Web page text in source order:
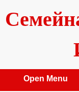
content
Open Menu